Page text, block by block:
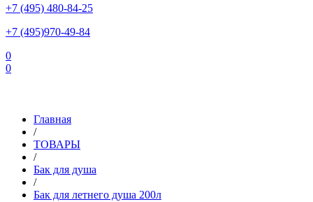
+7 (495) 480-84-25
+7 (495)970-49-84
0
0
Главная
/
ТОВАРЫ
/
Бак для душа
/
Бак для летнего душа 200л